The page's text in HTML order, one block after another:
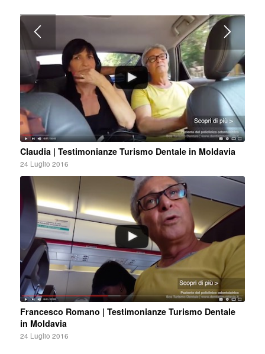
Claudia | Testimonianze Turismo Dentale in Moldavia
24 Luglio 2016
Francesco Romano | Testimonianze Turismo Dentale
in Moldavia
24 Luglio 2016